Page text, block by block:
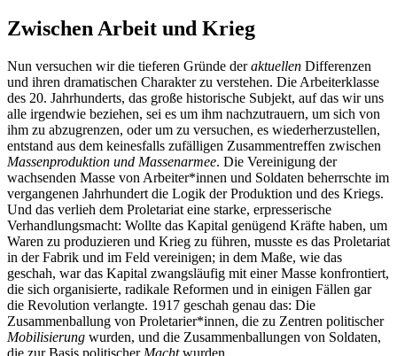
Zwischen Arbeit und Krieg
Nun versuchen wir die tieferen Gründe deraktuellen Differenzen
und ihren dramatischen Charakter zu verstehen. Die Arbeiterklasse
des 20. Jahrhunderts, das große historische Subjekt, auf das wir uns
alle irgendwie beziehen, sei es um ihm nachzutrauern, um sich von
ihm zu abzugrenzen, oder um zu versuchen, es wiederherzustellen,
entstand aus dem keinesfalls zufälligen Zusammentreffen zwischen
Massenproduktion und Massenarmee. Die Vereinigung der
wachsenden Masse von Arbeiter*innen und Soldaten beherrschte im
vergangenen Jahrhundert die Logik der Produktion und des Kriegs.
Und das verlieh dem Proletariat eine starke, erpresserische
Verhandlungsmacht: Wollte das Kapital genügend Kräfte haben, um
Waren zu produzieren und Krieg zu führen, musste es das Proletariat
in der Fabrik und im Feld vereinigen; in dem Maße, wie das
geschah, war das Kapital zwangsläufig mit einer Masse konfrontiert,
die sich organisierte, radikale Reformen und in einigen Fällen gar
die Revolution verlangte. 1917 geschah genau das: Die
Zusammenballung von Proletarier*innen, die zu Zentren politischer
Mobilisierung wurden, und die Zusammenballungen von Soldaten,